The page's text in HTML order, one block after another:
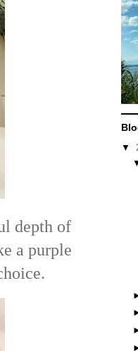
depth of
a purple
▼